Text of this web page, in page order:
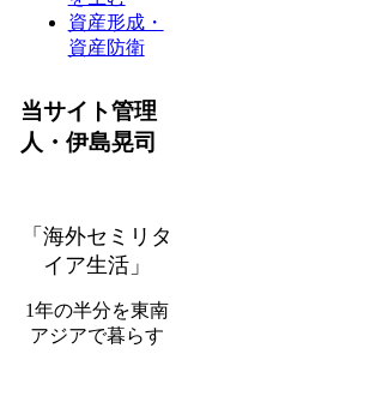
資産形成・
資産防衛
当サイト管理
人・伊島晃司
「海外セミリタ
イア生活」
1年の半分を東南
アジアで暮らす